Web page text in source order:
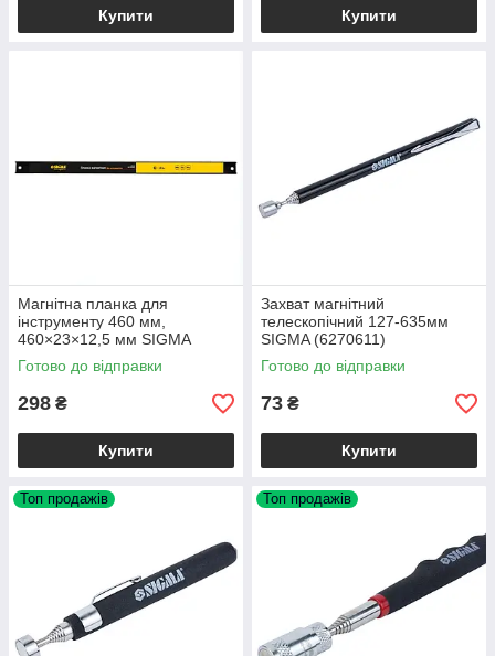
Купити Купити
Магнітна планка для
інструменту 460 мм,
460×23×12,5 мм SIGMA
(6270361)
Готово до відправки
298 ₴
Купити
Захват магнітний
телескопічний 127-635мм
SIGMA (6270611)
Готово до відправки
73 ₴
Купити
Топ продажів Топ продажів